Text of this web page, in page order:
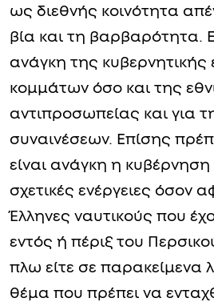
ως διεθνής κοινότητα
βία και τη βαρβαρότητα.
ανάγκη της
κομμάτων όσο και της
αντιπροσωπείας και για
συναινέσεων. Επίσης
είναι ανάγκη η κυβέρνηση
σχετικές ενέργειες όσον
Έλληνες ναυτικούς που
εντός ή πέριξ του
πλω είτε σε παρακείμενα
θέμα που πρέπει να